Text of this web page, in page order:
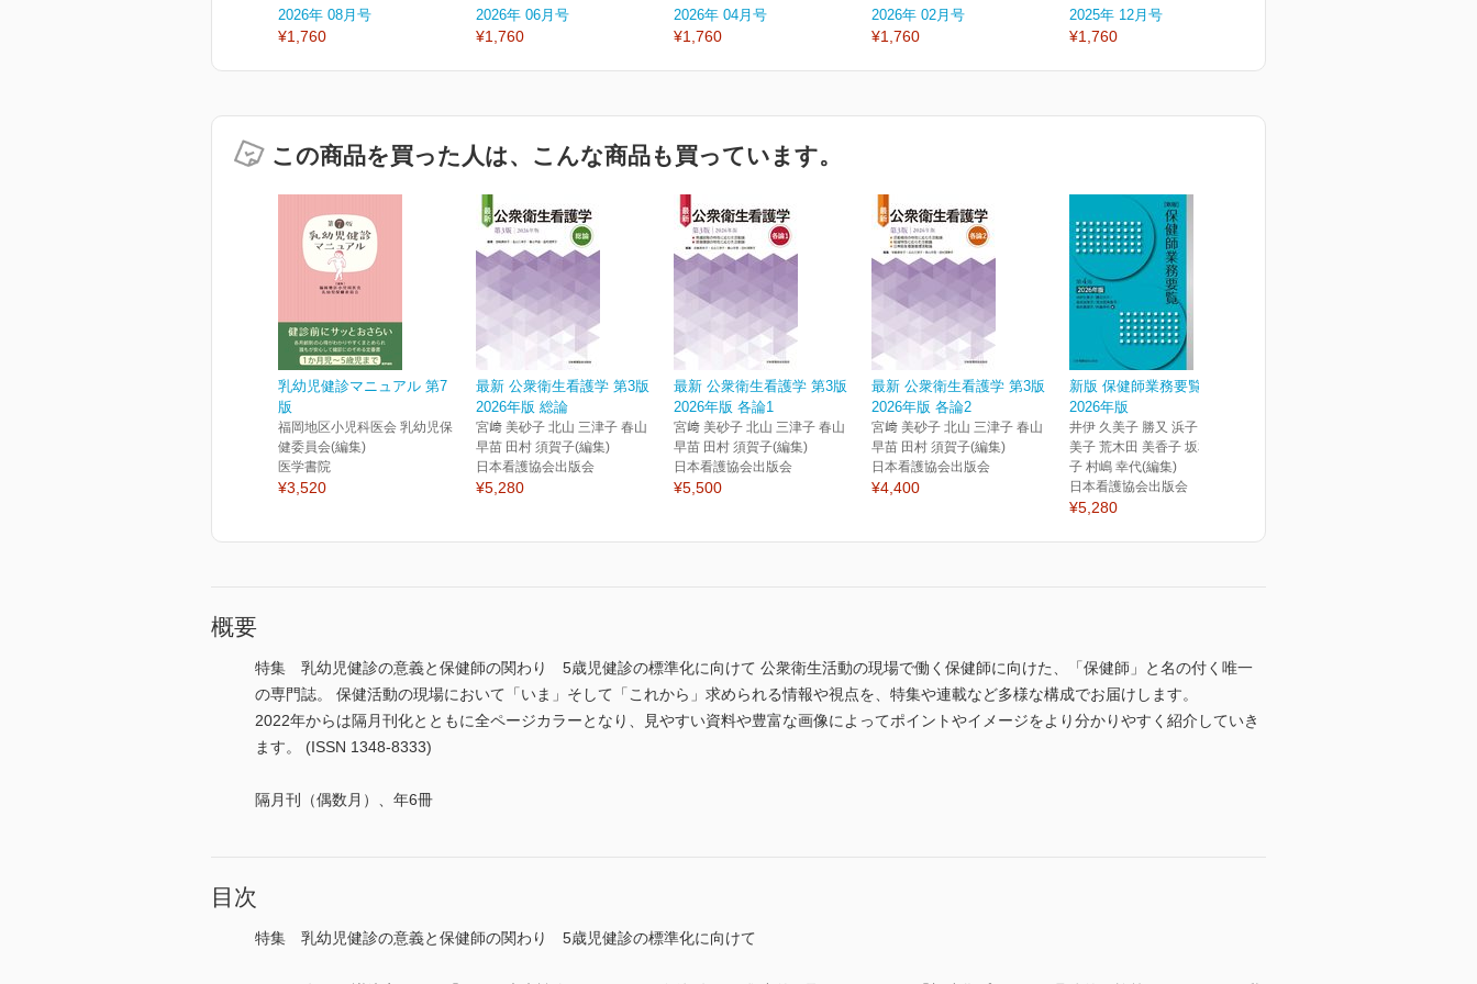
2026年 08月号
¥1,760
2026年 06月号
¥1,760
2026年 04月号
¥1,760
2026年 02月号
¥1,760
2025年 12月号
¥1,760
この商品を買った人は、こんな商品も買っています。
乳幼児健診マニュアル 第7
版
福岡地区小児科医会 乳幼児保
健委員会(編集)
医学書院
¥3,520
最新 公衆衛生看護学 第3版
2026年版 総論
宮﨑 美砂子 北山 三津子 春山
早苗 田村 須賀子(編集)
日本看護協会出版会
¥5,280
最新 公衆衛生看護学 第3版
2026年版 各論1
宮﨑 美砂子 北山 三津子 春山
早苗 田村 須賀子(編集)
日本看護協会出版会
¥5,500
最新 公衆衛生看護学 第3版
2026年版 各論2
宮﨑 美砂子 北山 三津子 春山
早苗 田村 須賀子(編集)
日本看護協会出版会
¥4,400
新版 保健師業務要覧 第4版
2026年版
井伊 久美子 勝又 浜子 森永 裕
美子 荒木田 美香子 坂本 真理
子 村嶋 幸代(編集)
日本看護協会出版会
¥5,280
概要
特集 乳幼児健診の意義と保健師の関わり 5歳児健診の標準化に向けて 公衆衛生活動の現場で働く保健師に向けた、「保健師」と名の付く唯一
の専門誌。 保健活動の現場において「いま」そして「これから」求められる情報や視点を、特集や連載など多様な構成でお届けします。
2022年からは隔月刊化とともに全ページカラーとなり、見やすい資料や豊富な画像によってポイントやイメージをより分かりやすく紹介していき
ます。 (ISSN 1348-8333)
隔月刊（偶数月）、年6冊
目次
特集 乳幼児健診の意義と保健師の関わり 5歳児健診の標準化に向けて